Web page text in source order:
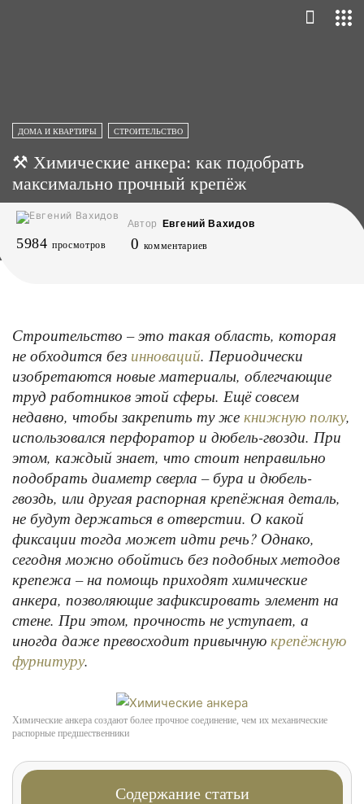
ДОМА И КВАРТИРЫ СТРОИТЕЛЬСТВО
⚒ Химические анкера: как подобрать
максимально прочный крепёж
Автор Евгений Вахидов
5984 просмотров 0 комментариев
Строительство – это такая область, которая
не обходится без инноваций. Периодически
изобретаются новые материалы, облегчающие
труд работников этой сферы. Ещё совсем
недавно, чтобы закрепить ту же книжную полку,
использовался перфоратор и дюбель-гвозди. При
этом, каждый знает, что стоит неправильно
подобрать диаметр сверла – бура и дюбель-
гвоздь, или другая распорная крепёжная деталь,
не будут держаться в отверстии. О какой
фиксации тогда может идти речь? Однако,
сегодня можно обойтись без подобных методов
крепежа – на помощь приходят химические
анкера, позволяющие зафиксировать элемент на
стене. При этом, прочность не уступает, а
иногда даже превосходит привычную крепёжную
фурнитуру.
Химические анкера создают более прочное соединение, чем их механические
распорные предшественники
Содержание статьи